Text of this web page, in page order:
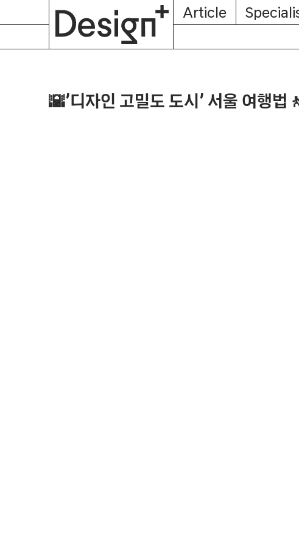
Article
🌇’디자인 고밀도 도시’ 서울 여행법
About
Subscription
Magazine